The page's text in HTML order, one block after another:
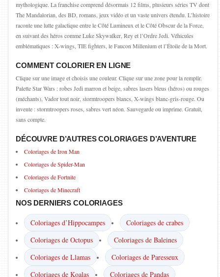
mythologique. La franchise comprend désormais 12 films, plusieurs séries TV dont
The Mandalorian, des BD, romans, jeux vidéo et un vaste univers étendu. L’histoire
raconte une lutte galactique entre le Côté Lumineux et le Côté Obscur de la Force,
en suivant des héros comme Luke Skywalker, Rey et l’Ordre Jedi. Véhicules
emblématiques : X-wings, TIE fighters, le Faucon Millenium et l’Étoile de la Mort.
COMMENT COLORIER EN LIGNE
Clique sur une image et choisis une couleur. Clique sur une zone pour la remplir.
Palette Star Wars : robes Jedi marron et beige, sabres lasers bleus (héros) ou rouges
(méchants), Vador tout noir, stormtroopers blancs, X-wings blanc-gris-rouge. Ou
invente : stormtroopers roses, sabres vert néon. Sauvegarde ou imprime. Gratuit,
sans compte.
DÉCOUVRE D’AUTRES COLORIAGES D’AVENTURE
Coloriages de Iron Man
Coloriages de Spider-Man
Coloriages de Fortnite
Coloriages de Minecraft
NOS DERNIERS COLORIAGES
Coloriages d’Hippocampes
Coloriages de crabes
Coloriages de Octopus
Coloriages de Baleines
Coloriages de Llamas
Coloriages de Paresseux
Coloriages de Koalas
Coloriages de Pandas